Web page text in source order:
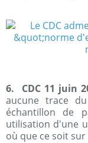
6. CDC 11 juin
aucune trace du
échantillon de
utilisation d'une
où que ce soit